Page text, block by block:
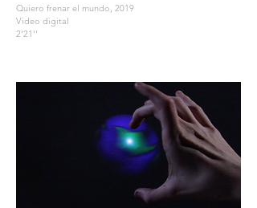
Quiero frenar el mundo, 2019
Video digital
2'21''